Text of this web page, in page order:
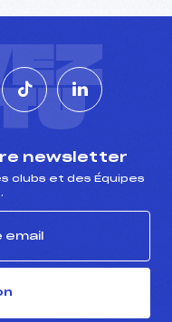
newsletter
clubs et des Équipes